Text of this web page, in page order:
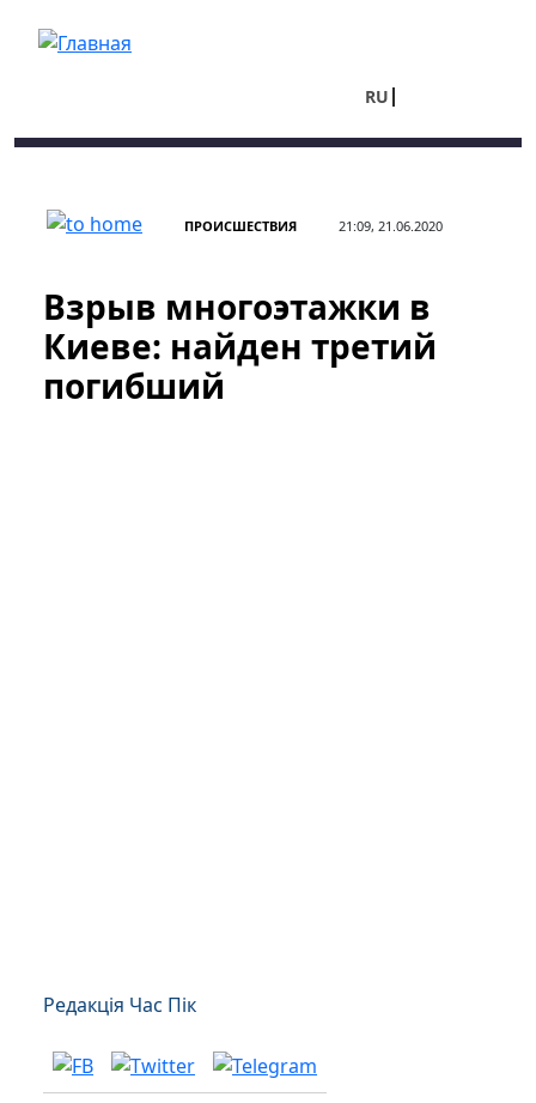
RU
ПРОИСШЕСТВИЯ 21:09, 21.06.2020
Взрыв многоэтажки в
Киеве: найден третий
погибший
Редакція Час Пік